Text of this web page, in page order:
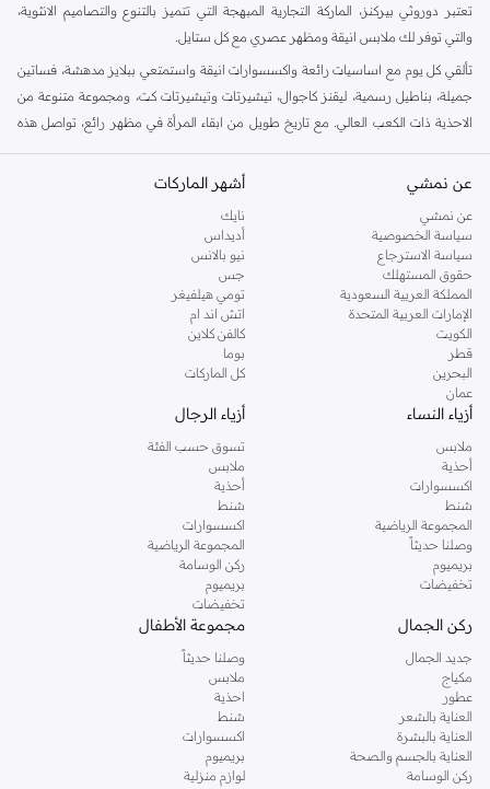
تعتبر دوروثي بيركنز، الماركة التجارية المبهجة التي تتميز بالتنوع والتصاميم الانثوية،
والتي توفر لك ملابس انيقة ومظهر عصري مع كل ستايل.
تألقي كل يوم مع اساسيات رائعة واكسسوارات انيقة واستمتعي ببلايز مدهشة، فساتين
جميلة، بناطيل رسمية، ليقنز كاجوال، تيشيرتات وتيشيرتات كت، ومجموعة متنوعة من
الاحذية ذات الكعب العالي. مع تاريخ طويل من ابقاء المرأة في مظهر رائع، تواصل هذه
كنت تقومين بتجديد خزانة ملابسك الملائمة للعمل، البحث عن فستان مثالي للحفلات او
اليه.
تسوقي دوروثي بيركنز اون لاين مسقط
تسوقي دوروثي بيركنز اون لاين من نمشي واستمتعي باكثر من الف ستايل من مجموعة
دوروثي بيركنز الشهيرة. تصفحي المجموعة كاملة في متجر دوروثي بيركنز اون لاين او
استخدمي القائمة لتحديد تجربة تسوق دوروثي بيركنز اون لاين. خدمة التوصيل السريعة
والدعم الاستثنائي يضمن لك تجربة تسوق ممتعة دائما مع نمشي.
عن نمشي
عن نمشي
سياسة الخصوصية
سياسة الاسترجاع
حقوق المستهلك
المملكة العربية السعودية
الإمارات العربية المتحدة
الكويت
قطر
البحرين
عمان
أشهر الماركات
نايك
أديداس
نيو بالانس
جس
تومي هيلفيغر
اتش اند ام
كالفن كلاين
بوما
كل الماركات
أزياء النساء
ملابس
أحذية
اكسسوارات
شنط
المجموعة الرياضية
وصلنا حديثاً
بريميوم
تخفيضات
أزياء الرجال
تسوق حسب الفئة
ملابس
أحذية
شنط
اكسسوارات
المجموعة الرياضية
ركن الوسامة
بريميوم
تخفيضات
ركن الجمال
جديد الجمال
مكياج
عطور
العناية بالشعر
العناية بالبشرة
العناية بالجسم والصحة
ركن الوسامة
مجموعة الأطفال
وصلنا حديثاً
ملابس
احذية
شنط
اكسسوارات
بريميوم
لوازم منزلية